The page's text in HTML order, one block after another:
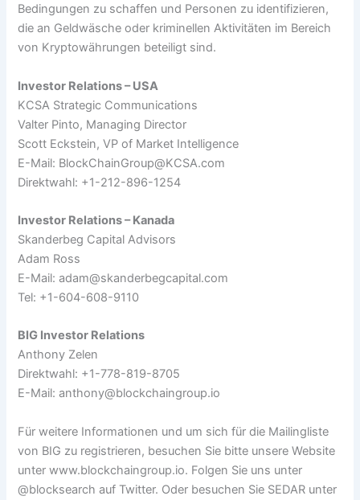
Bedingungen zu schaffen und Personen zu identifizieren,
die an Geldwäsche oder kriminellen Aktivitäten im Bereich
von Kryptowährungen beteiligt sind.
Investor Relations – USA
KCSA Strategic Communications
Valter Pinto, Managing Director
Scott Eckstein, VP of Market Intelligence
E-Mail: BlockChainGroup@KCSA.com
Direktwahl: +1-212-896-1254
Investor Relations – Kanada
Skanderbeg Capital Advisors
Adam Ross
E-Mail:adam@skanderbegcapital.com
Tel: +1-604-608-9110
BIG Investor Relations
Anthony Zelen
Direktwahl: +1-778-819-8705
E-Mail:anthony@blockchaingroup.io
Für weitere Informationen und um sich für die Mailingliste
von BIG zu registrieren, besuchen Sie bitte unsere Website
unter www.blockchaingroup.io. Folgen Sie uns unter
@blocksearch auf Twitter. Oder besuchen Sie SEDAR unter